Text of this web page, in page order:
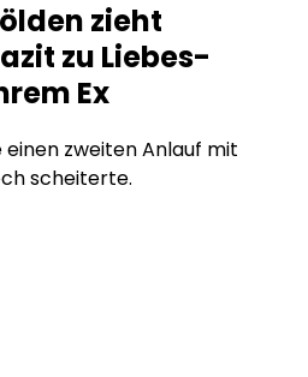
zieht
zu Liebes-
Ex
zweiten Anlauf mit
scheiterte.